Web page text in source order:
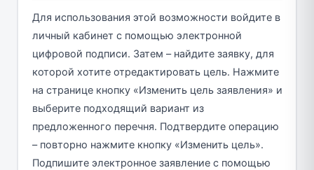
Для использования этой возможности войдите в
личный кабинет с помощью электронной
цифровой подписи. Затем – найдите заявку, для
которой хотите отредактировать цель. Нажмите
на странице кнопку «Изменить цель заявления» и
выберите подходящий вариант из
предложенного перечня. Подтвердите операцию
– повторно нажмите кнопку «Изменить цель».
Подпишите электронное заявление с помощью